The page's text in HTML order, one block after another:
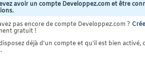
avoir un compte Developpez.com et être
pas encore de compte Developpez.com ?
gratuit !
déjà d'un compte et qu'il est bien